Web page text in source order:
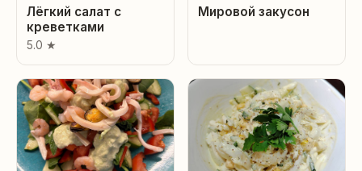
Лёгкий салат с
креветками
5.0 ★
Мировой закусон